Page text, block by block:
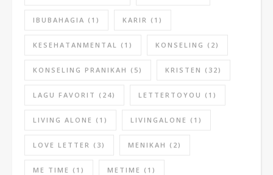
IBUBAHAGIA (1) KARIR (1)
KESEHATANMENTAL (1) KONSELING (2)
KONSELING PRANIKAH (5) KRISTEN (32)
LAGU FAVORIT (24) LETTERTOYOU (1)
LIVING ALONE (1) LIVINGALONE (1)
LOVE LETTER (3) MENIKAH (2)
ME TIME (1) METIME (1)